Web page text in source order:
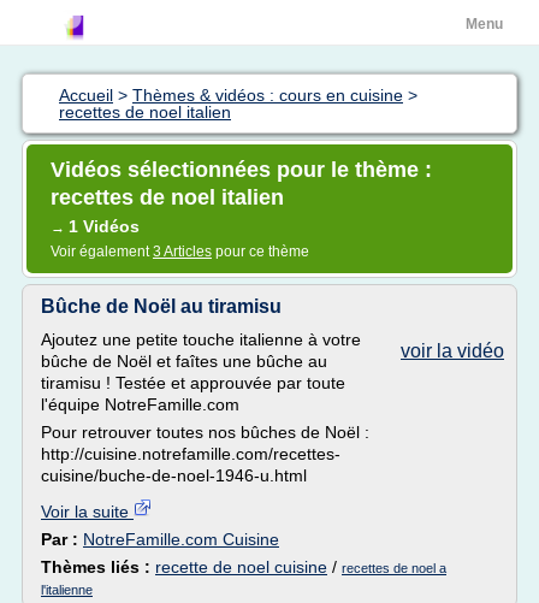
Menu
Accueil > Thèmes & vidéos : cours en cuisine >
recettes de noel italien
Vidéos sélectionnées pour le thème :
recettes de noel italien
→ 1 Vidéos
Voir également3 Articles pour ce thème
Bûche de Noël au tiramisu
voir la vidéo
Ajoutez une petite touche italienne à votre
bûche de Noël et faîtes une bûche au
tiramisu ! Testée et approuvée par toute
l'équipe NotreFamille.com
Pour retrouver toutes nos bûches de Noël :
http://cuisine.notrefamille.com/recettes-
cuisine/buche-de-noel-1946-u.html
Voir la suite
Par : NotreFamille.com Cuisine
Thèmes liés : recette de noel cuisine / recettes de noel a
l'italienne